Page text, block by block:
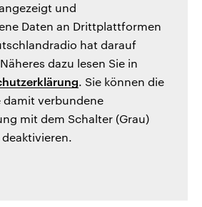
und
Daten an Drittplattformen
hat darauf
dazu lesen Sie in
. Sie können die
damit verbundene
mit dem Schalter (Grau)